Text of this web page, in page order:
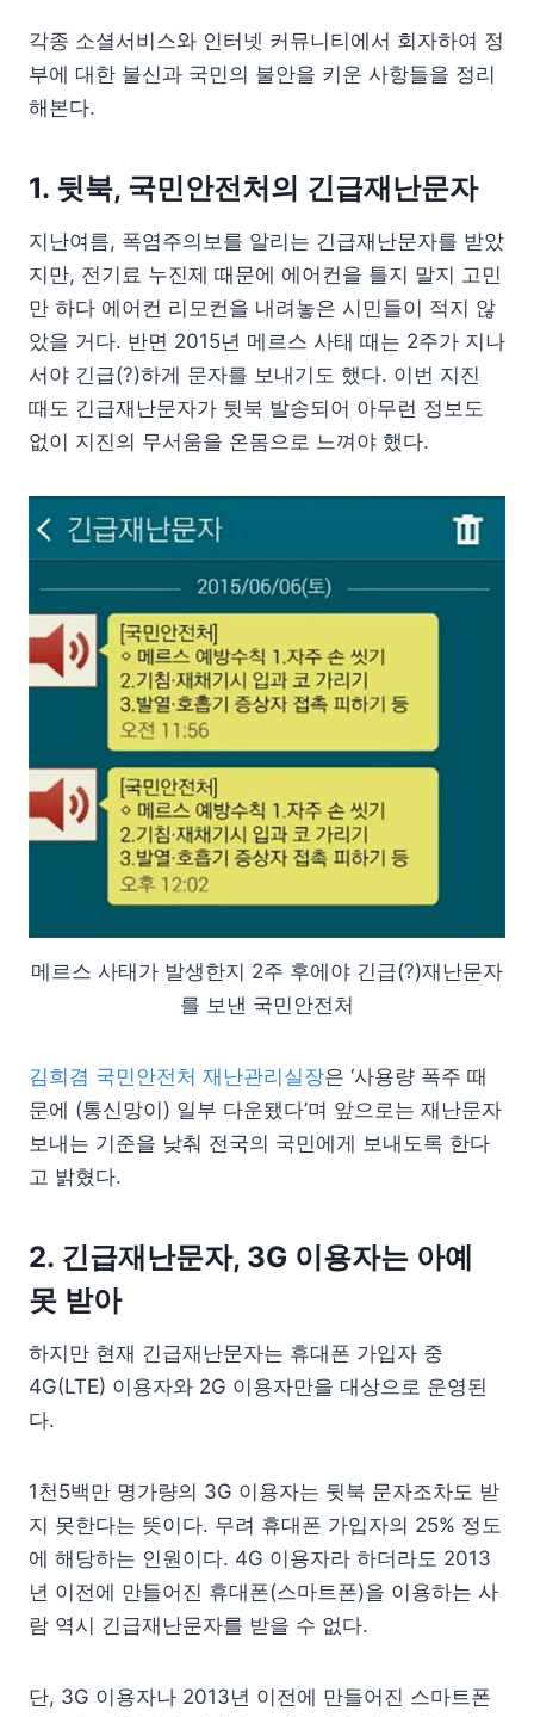
각종 소셜서비스와 인터넷 커뮤니티에서 회자하여 정
부에 대한 불신과 국민의 불안을 키운 사항들을 정리
해본다.
1. 뒷북, 국민안전처의 긴급재난문자
지난여름, 폭염주의보를 알리는 긴급재난문자를 받았
지만, 전기료 누진제 때문에 에어컨을 틀지 말지 고민
만 하다 에어컨 리모컨을 내려놓은 시민들이 적지 않
았을 거다. 반면 2015년 메르스 사태 때는 2주가 지나
서야 긴급(?)하게 문자를 보내기도 했다. 이번 지진
때도 긴급재난문자가 뒷북 발송되어 아무런 정보도
없이 지진의 무서움을 온몸으로 느껴야 했다.
메르스 사태가 발생한지 2주 후에야 긴급(?)재난문자
를 보낸 국민안전처
김희겸 국민안전처 재난관리실장은 ‘사용량 폭주 때
문에 (통신망이) 일부 다운됐다’며 앞으로는 재난문자
보내는 기준을 낮춰 전국의 국민에게 보내도록 한다
고 밝혔다.
2. 긴급재난문자, 3G 이용자는 아예
못 받아
하지만 현재 긴급재난문자는 휴대폰 가입자 중
4G(LTE) 이용자와 2G 이용자만을 대상으로 운영된
다.
1천5백만 명가량의 3G 이용자는 뒷북 문자조차도 받
지 못한다는 뜻이다. 무려 휴대폰 가입자의 25% 정도
에 해당하는 인원이다. 4G 이용자라 하더라도 2013
년 이전에 만들어진 휴대폰(스마트폰)을 이용하는 사
람 역시 긴급재난문자를 받을 수 없다.
단, 3G 이용자나 2013년 이전에 만들어진 스마트폰